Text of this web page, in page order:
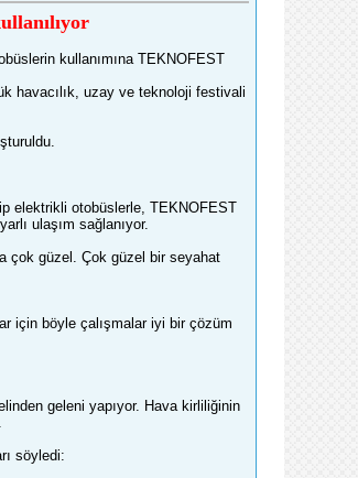
kullanımına TEKNOFEST
havacılık, uzay ve teknoloji festivali
elektrikli otobüslerle, TEKNOFEST
ulaşım sağlanıyor.
çok güzel. Çok güzel bir seyahat
için böyle çalışmalar iyi bir çözüm
geleni yapıyor. Hava kirliliğinin
söyledi: